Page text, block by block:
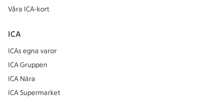
Våra ICA-kort
ICA
ICAs egna varor
ICA Gruppen
ICA Nära
ICA Supermarket